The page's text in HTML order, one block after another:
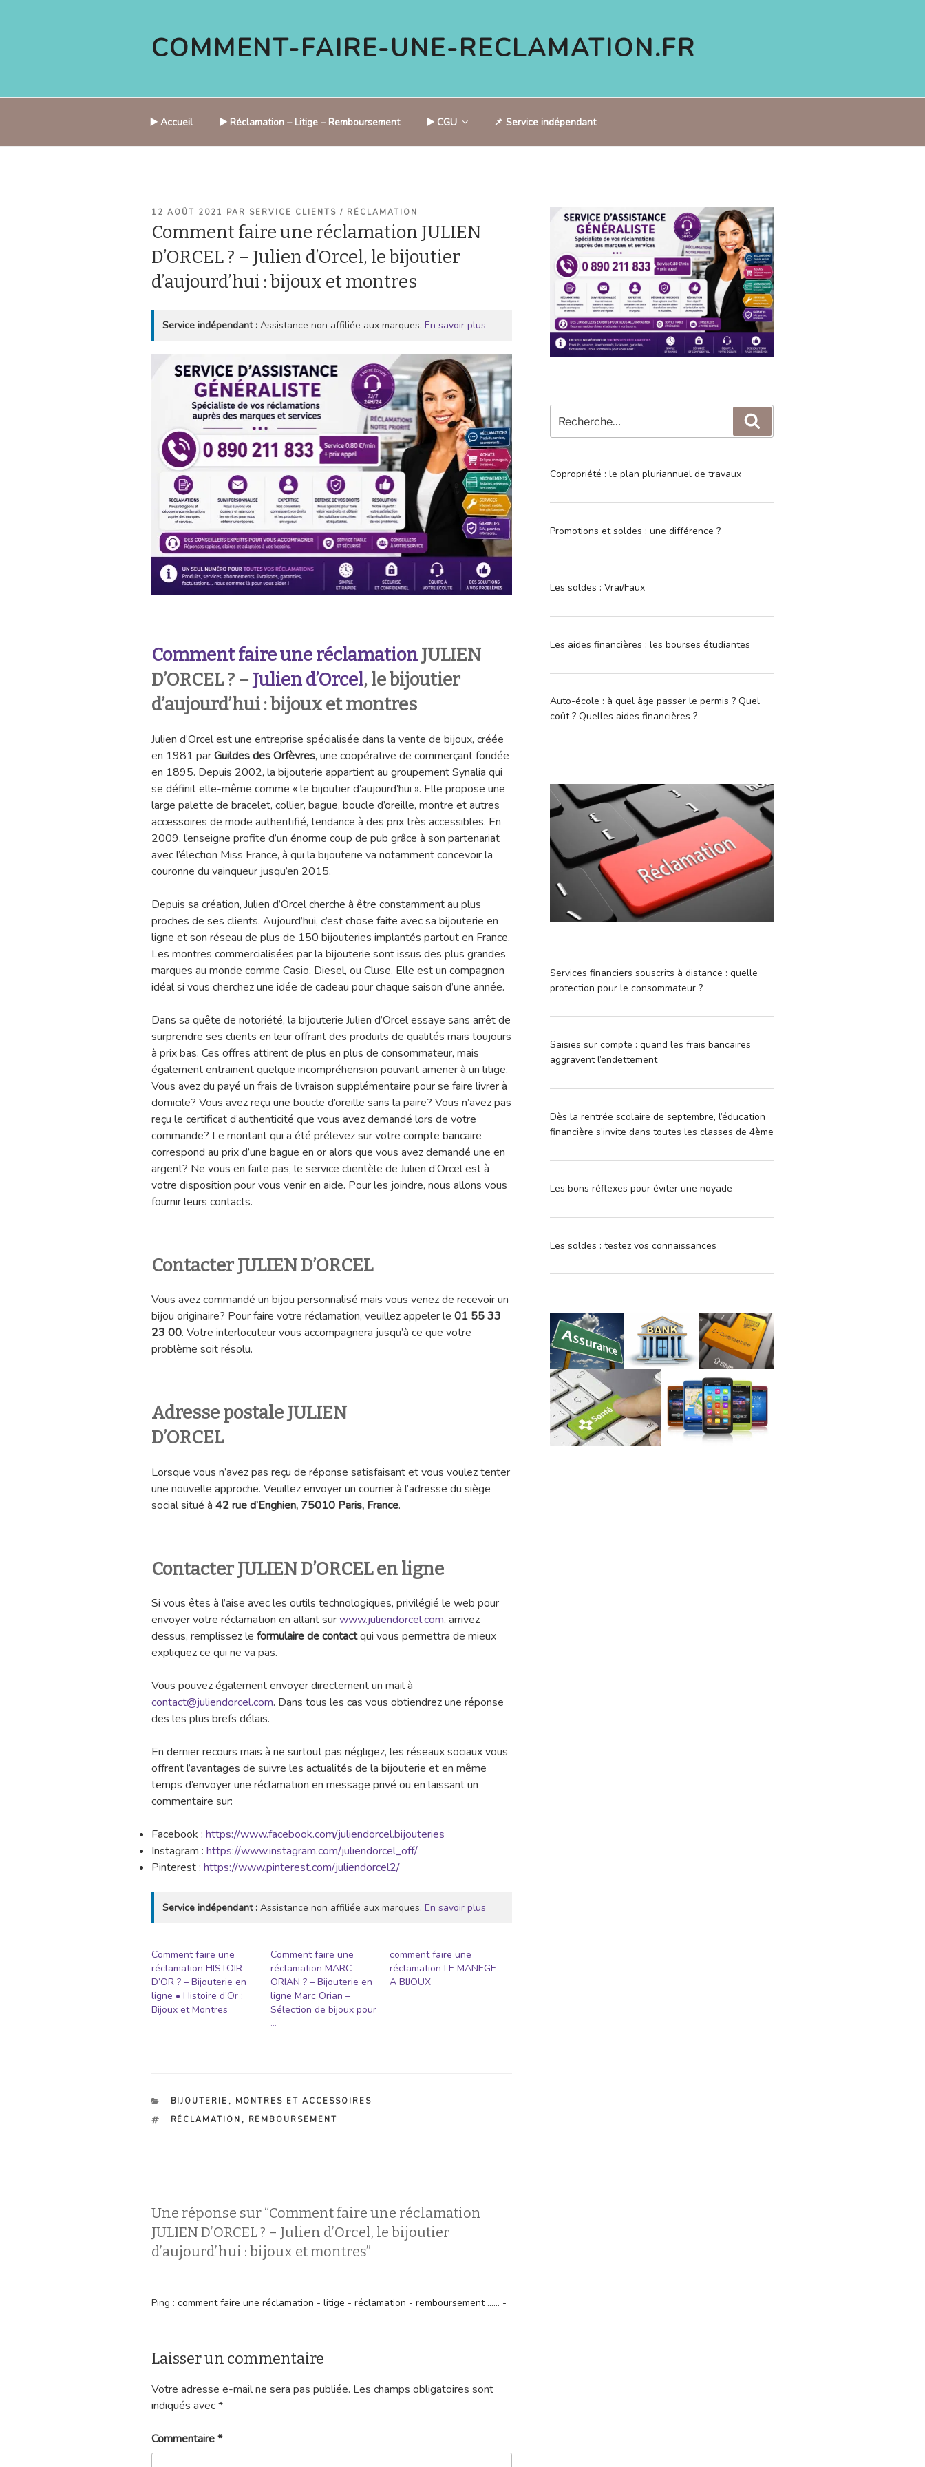
COMMENT-FAIRE-UNE-RECLAMATION.FR
▶️ Accueil ▶️ Réclamation – Litige – Remboursement ▶️ CGU 📌 Service indépendant
PUBLIÉ
12 AOÛT 2021 PAR SERVICE CLIENTS / RÉCLAMATION
Comment faire une réclamation JULIEN
D’ORCEL ? – Julien d’Orcel, le bijoutier
d’aujourd’hui : bijoux et montres
Service indépendant : Assistance non affiliée aux marques. En savoir plus
Comment faire une réclamationJULIEN
D’ORCEL ? – Julien d’Orcel, le bijoutier
d’aujourd’hui : bijoux et montres
Julien d’Orcel est une entreprise spécialisée dans la vente de bijoux, créée
en 1981 parGuildes des Orfèvres, une coopérative de commerçant fondée
en 1895. Depuis 2002, la bijouterie appartient au groupement Synalia qui
se définit elle-même comme « le bijoutier d’aujourd’hui ». Elle propose une
large palette de bracelet, collier, bague, boucle d’oreille, montre et autres
accessoires de mode authentifié, tendance à des prix très accessibles. En
2009, l’enseigne profite d’un énorme coup de pub grâce à son partenariat
avec l’élection Miss France, à qui la bijouterie va notamment concevoir la
couronne du vainqueur jusqu’en 2015.
Depuis sa création, Julien d’Orcel cherche à être constamment au plus
proches de ses clients. Aujourd’hui, c’est chose faite avec sa bijouterie en
ligne et son réseau de plus de 150 bijouteries implantés partout en France.
Les montres commercialisées par la bijouterie sont issus des plus grandes
marques au monde comme Casio, Diesel, ou Cluse. Elle est un compagnon
idéal si vous cherchez une idée de cadeau pour chaque saison d’une année.
Dans sa quête de notoriété, la bijouterie Julien d’Orcel essaye sans arrêt de
surprendre ses clients en leur offrant des produits de qualités mais toujours
à prix bas. Ces offres attirent de plus en plus de consommateur, mais
également entrainent quelque incompréhension pouvant amener à un litige.
Vous avez du payé un frais de livraison supplémentaire pour se faire livrer à
domicile? Vous avez reçu une boucle d’oreille sans la paire? Vous n’avez pas
reçu le certificat d’authenticité que vous avez demandé lors de votre
commande? Le montant qui a été prélevez sur votre compte bancaire
correspond au prix d’une bague en or alors que vous avez demandé une en
argent? Ne vous en faite pas, le service clientèle de Julien d’Orcel est à
votre disposition pour vous venir en aide. Pour les joindre, nous allons vous
fournir leurs contacts.
Contacter JULIEN D’ORCEL
Vous avez commandé un bijou personnalisé mais vous venez de recevoir un
bijou originaire? Pour faire votre réclamation, veuillez appeler le 01 55 33
23 00. Votre interlocuteur vous accompagnera jusqu’à ce que votre
problème soit résolu.
Adresse postale JULIEN
D’ORCEL
Lorsque vous n’avez pas reçu de réponse satisfaisant et vous voulez tenter
une nouvelle approche. Veuillez envoyer un courrier à l’adresse du siège
social situé à 42 rue d’Enghien, 75010 Paris, France.
Contacter JULIEN D’ORCEL en ligne
Si vous êtes à l’aise avec les outils technologiques, privilégié le web pour
envoyer votre réclamation en allant surwww.juliendorcel.com, arrivez
dessus, remplissez le formulaire de contactqui vous permettra de mieux
expliquez ce qui ne va pas.
Vous pouvez également envoyer directement un mail à
contact@juliendorcel.com. Dans tous les cas vous obtiendrez une réponse
des les plus brefs délais.
En dernier recours mais à ne surtout pas négligez, les réseaux sociaux vous
offrent l’avantages de suivre les actualités de la bijouterie et en même
temps d’envoyer une réclamation en message privé ou en laissant un
commentaire sur:
Facebook : https://www.facebook.com/juliendorcel.bijouteries
Instagram : https://www.instagram.com/juliendorcel_off/
Pinterest : https://www.pinterest.com/juliendorcel2/
Service indépendant : Assistance non affiliée aux marques. En savoir plus
Comment faire une
réclamation HISTOIR
D’OR ? – Bijouterie en
ligne • Histoire d’Or :
Bijoux et Montres
Comment faire une
réclamation MARC
ORIAN ? – Bijouterie en
ligne Marc Orian –
Sélection de bijoux pour
…
comment faire une
réclamation LE MANEGE
A BIJOUX
CATÉGORIES
BIJOUTERIE , MONTRES ET ACCESSOIRES
ÉTIQUETTES
RÉCLAMATION , REMBOURSEMENT
Une réponse sur “Comment faire une réclamation
JULIEN D’ORCEL ? – Julien d’Orcel, le bijoutier
d’aujourd’hui : bijoux et montres”
Ping : comment faire une réclamation - litige - réclamation - remboursement ...... -
Laisser un commentaire
Votre adresse e-mail ne sera pas publiée. Les champs obligatoires sont
indiqués avec*
Commentaire*
pour
:
Copropriété : le plan pluriannuel de travaux
Promotions et soldes : une différence ?
Les soldes : Vrai/Faux
Les aides financières : les bourses étudiantes
Auto-école : à quel âge passer le permis ? Quel
coût ? Quelles aides financières ?
Services financiers souscrits à distance : quelle
protection pour le consommateur ?
Saisies sur compte : quand les frais bancaires
aggravent l’endettement
Dès la rentrée scolaire de septembre, l’éducation
financière s’invite dans toutes les classes de 4ème
Les bons réflexes pour éviter une noyade
Les soldes : testez vos connaissances